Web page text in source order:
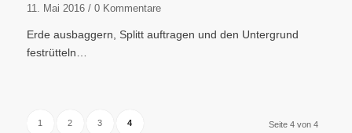
11. Mai 2016 / 0 Kommentare
Erde ausbaggern, Splitt auftragen und den Untergrund
festrütteln…
Seite 4 von 4
1 2 3 4